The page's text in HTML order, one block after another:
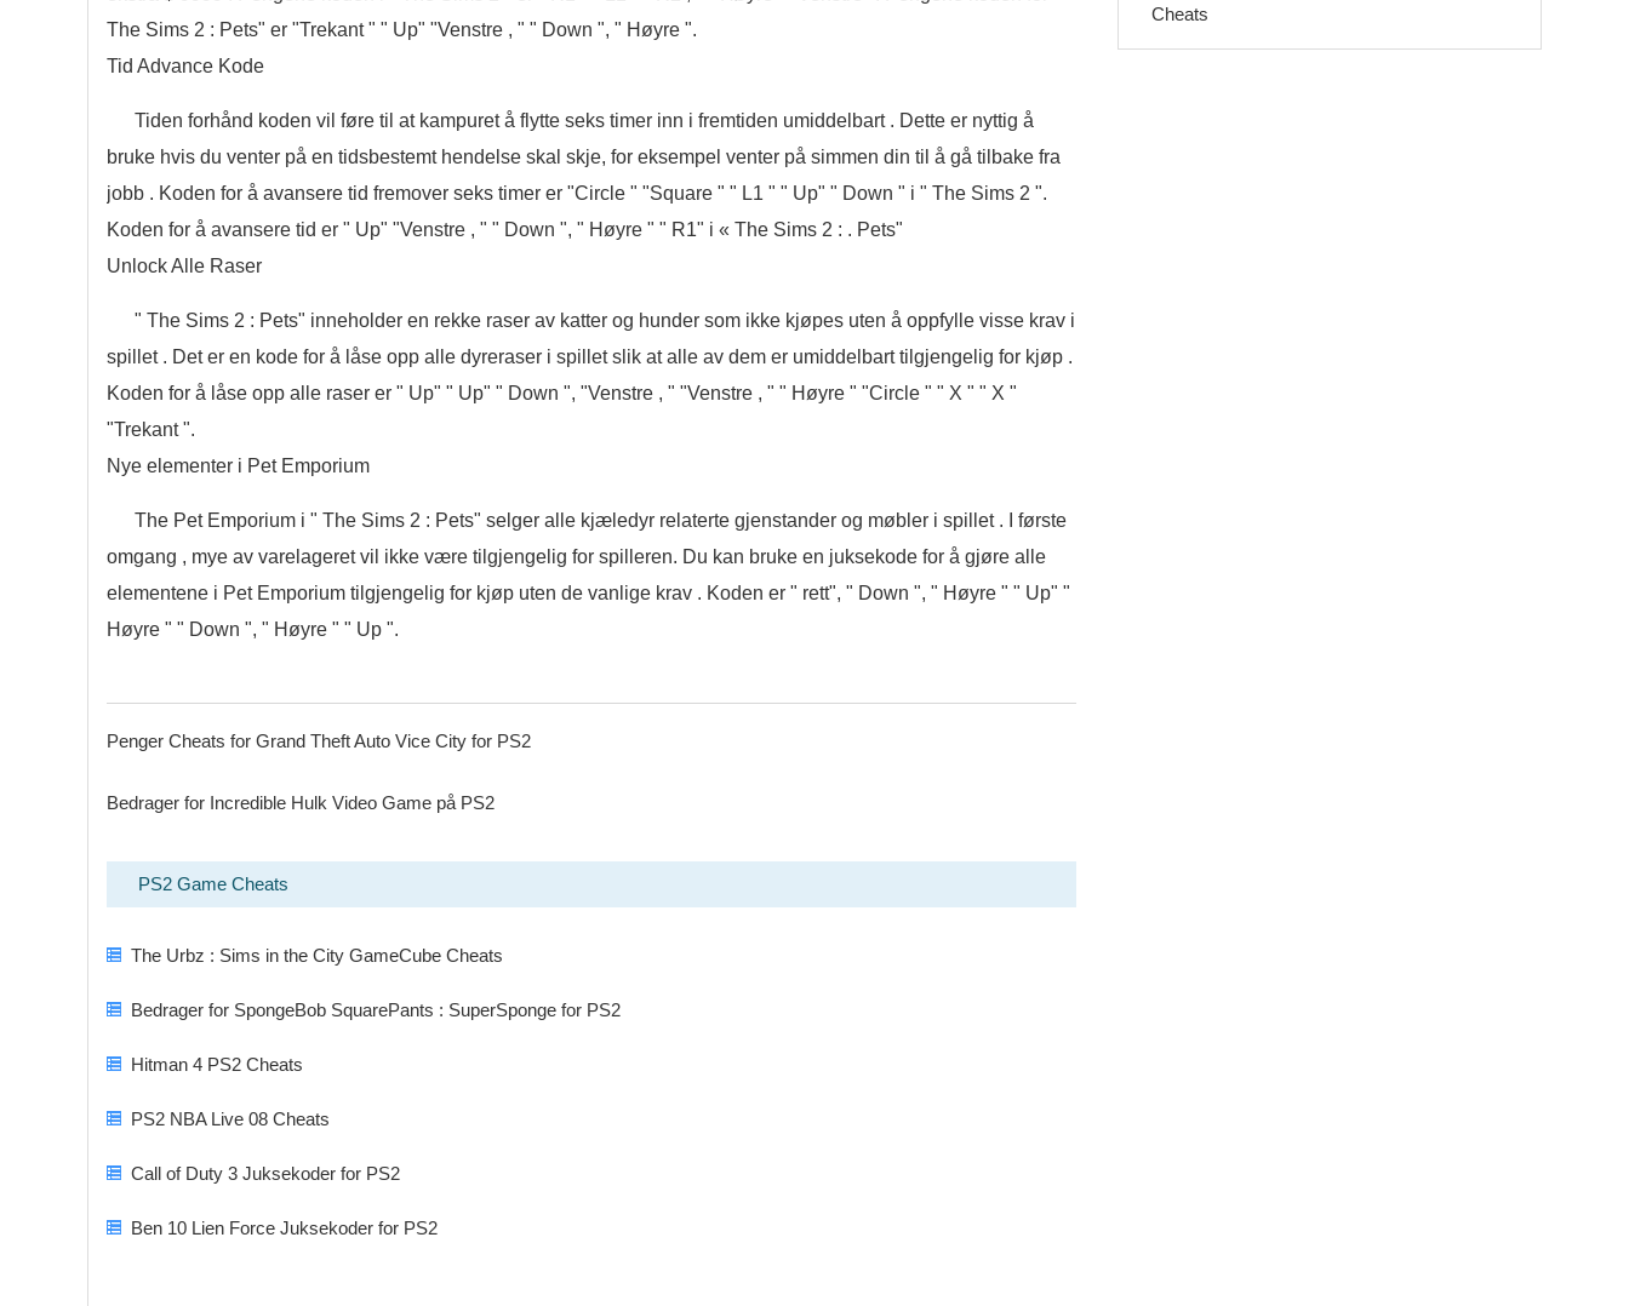
The Sims 2 : Pets" er "Trekant " " Up" "Venstre , " " Down ", " Høyre ".
Tid Advance Kode
Tiden forhånd koden vil føre til at kampuret å flytte seks timer inn i fremtiden umiddelbart . Dette er nyttig å
bruke hvis du venter på en tidsbestemt hendelse skal skje, for eksempel venter på simmen din til å gå tilbake fra
jobb . Koden for å avansere tid fremover seks timer er "Circle " "Square " " L1 " " Up" " Down " i " The Sims 2 ".
Koden for å avansere tid er " Up" "Venstre , " " Down ", " Høyre " " R1" i « The Sims 2 : . Pets"
Unlock Alle Raser
" The Sims 2 : Pets" inneholder en rekke raser av katter og hunder som ikke kjøpes uten å oppfylle visse krav i
spillet . Det er en kode for å låse opp alle dyreraser i spillet slik at alle av dem er umiddelbart tilgjengelig for kjøp .
Koden for å låse opp alle raser er " Up" " Up" " Down ", "Venstre , " "Venstre , " " Høyre " "Circle " " X " " X "
"Trekant ".
Nye elementer i Pet Emporium
The Pet Emporium i " The Sims 2 : Pets" selger alle kjæledyr relaterte gjenstander og møbler i spillet . I første
omgang , mye av varelageret vil ikke være tilgjengelig for spilleren. Du kan bruke en juksekode for å gjøre alle
elementene i Pet Emporium tilgjengelig for kjøp uten de vanlige krav . Koden er " rett", " Down ", " Høyre " " Up" "
Høyre " " Down ", " Høyre " " Up ".
Penger Cheats for Grand Theft Auto Vice City for PS2
Bedrager for Incredible Hulk Video Game på PS2
PS2 Game Cheats
The Urbz : Sims in the City GameCube Cheats
Bedrager for SpongeBob SquarePants : SuperSponge for PS2
Hitman 4 PS2 Cheats
PS2 NBA Live 08 Cheats
Call of Duty 3 Juksekoder for PS2
Ben 10 Lien Force Juksekoder for PS2
Cheats